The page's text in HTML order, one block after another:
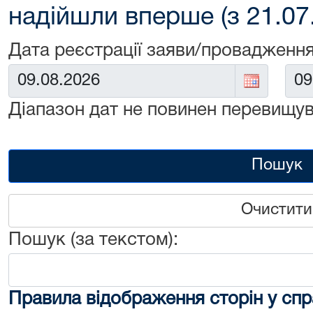
надійшли вперше (з
Дата реєстрації заяви/
Від: До:
Діапазон дат не повинен
Пошук
Очистити
Пошук (за текстом):
Правила відображення сторін у